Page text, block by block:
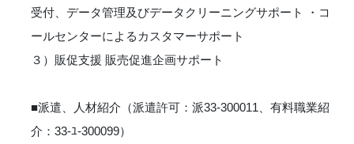
受付、データ管理及びデータクリーニングサポート ・コ
ールセンターによるカスタマーサポート
３）販促支援 販売促進企画サポート
■派遣、人材紹介（派遣許可：派33-300011、有料職業紹
介：33-ﾕ‐300099）